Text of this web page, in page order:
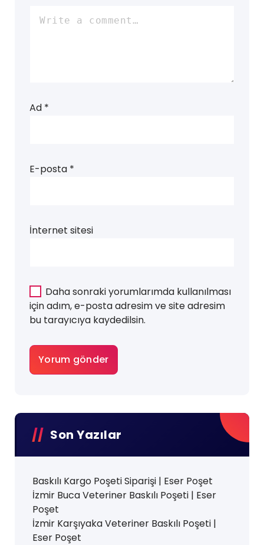
Ad *
E-posta *
İnternet sitesi
Daha sonraki yorumlarımda kullanılması
için adım, e-posta adresim ve site adresim
bu tarayıcıya kaydedilsin.
Son Yazılar
Baskılı Kargo Poşeti Siparişi | Eser Poşet
İzmir Buca Veteriner Baskılı Poşeti | Eser
Poşet
İzmir Karşıyaka Veteriner Baskılı Poşeti |
Eser Poşet